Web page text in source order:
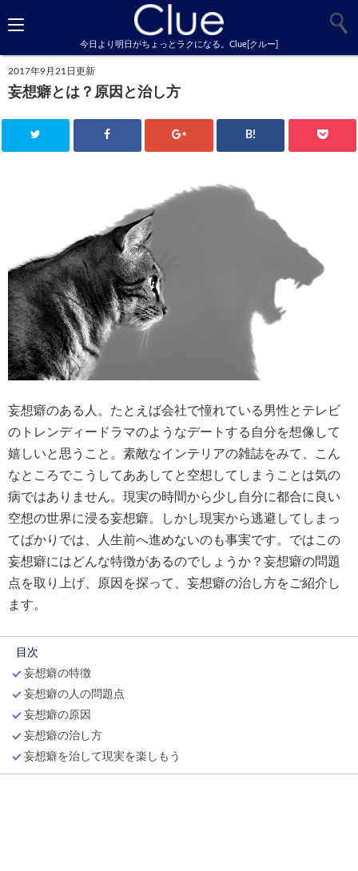
今日より明日がちょっとラクになる。Clue[クルー]
2017年9月21日更新
妄想癖とは？原因と治し方
B!
妄想癖のある人。たとえば会社で憧れている男性とテレビ
のトレンディードラマのようなデートする自分を想像して
嬉しいと思うこと。素敵なインテリアの雑誌をみて、こん
なところでこうしてああしてと空想してしまうことは気の
病ではありません。現実の時間から少し自分に都合に良い
空想の世界に浸る妄想癖。しかし現実から逃避してしまっ
てばかりでは、人生前へ進めないのも事実です。ではこの
妄想癖にはどんな特徴があるのでしょうか？妄想癖の問題
点を取り上げ、原因を探って、妄想癖の治し方をご紹介し
ます。
目次
妄想癖の特徴
妄想癖の人の問題点
妄想癖の原因
妄想癖の治し方
妄想癖を治して現実を楽しもう